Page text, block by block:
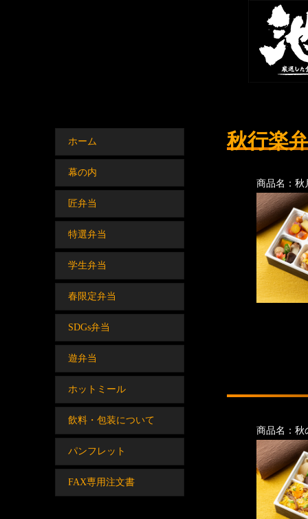
秋行楽
商品名：
商品名：
ホーム
幕の内
匠弁当
特選弁当
学生弁当
春限定弁当
SDGs弁当
遊弁当
ホットミール
飲料・包装について
パンフレット
FAX専用注文書